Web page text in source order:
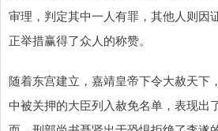
审理，判定其中一人有罪，其他人则因
正举措赢得了众人的称赞。
随着东宫建立，嘉靖皇帝下令大赦天下
中被关押的大臣列入赦免名单，表现出